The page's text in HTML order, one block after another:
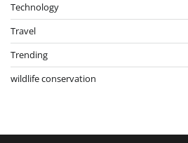
Technology
Travel
Trending
wildlife conservation